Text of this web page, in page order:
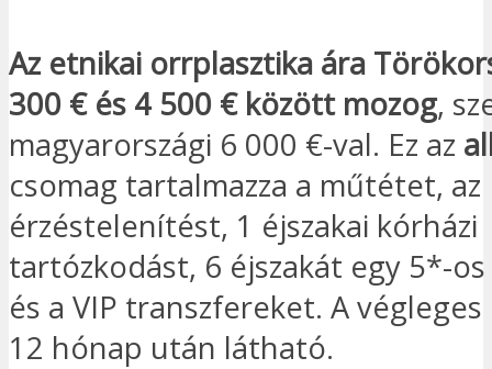
Az etnikai orrplasztika ára
300 € és 4 500 € között mozog,
magyarországi 6 000 €-val. Ez az
csomag tartalmazza a műtétet, az
érzéstelenítést, 1 éjszakai kórházi
tartózkodást, 6 éjszakát egy 5*-
és a VIP transzfereket. A
12 hónap után látható.